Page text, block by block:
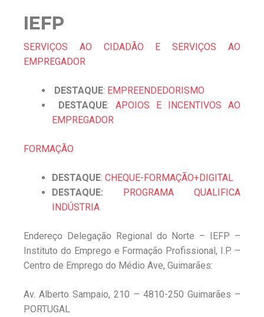
IEFP
SERVIÇOS AO CIDADÃO E SERVIÇOS AO
EMPREGADOR
DESTAQUE: EMPREENDEDORISMO
DESTAQUE: APOIOS E INCENTIVOS AO
EMPREGADOR
FORMAÇÃO
DESTAQUE: CHEQUE-FORMAÇÃO+DIGITAL
DESTAQUE: PROGRAMA QUALIFICA
INDÚSTRIA
Endereço Delegação Regional do Norte – IEFP –
Instituto do Emprego e Formação Profissional, I.P. –
Centro de Emprego do Médio Ave, Guimarães:
Av. Alberto Sampaio, 210 – 4810-250 Guimarães –
PORTUGAL